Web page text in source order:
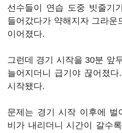
선수들이 연습 도중 빗줄기
들어갔다가 약해지자 그라운
이어졌다.
그런데 경기 시작을 30분 앞
늘어지더니 급기야 끊어졌
시작됐다.
문제는 경기 시작 이후에 벌
비가 내리더니 시간이 갈수